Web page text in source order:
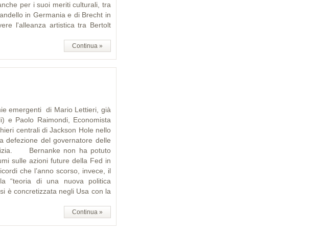
per i suoi meriti culturali, tra
in Germania e di Brecht in
l'alleanza artistica tra Bertolt
Continua »
emergenti di Mario Lettieri, già
e Paolo Raimondi, Economista
centrali di Jackson Hole nello
defezione del governatore delle
Bernanke non ha potuto
sulle azioni future della Fed in
che l’anno scorso, invece, il
“teoria di una nuova politica
è concretizzata negli Usa con la
Continua »